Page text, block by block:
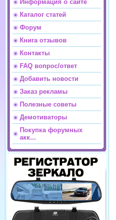
Информация о сайте
Каталог статей
Форум
Книга отзывов
Контакты
FAQ вопрос/ответ
Добавить новости
Заказ рекламы
Полезные советы
Демотиваторы
Покупка форумных
акк...